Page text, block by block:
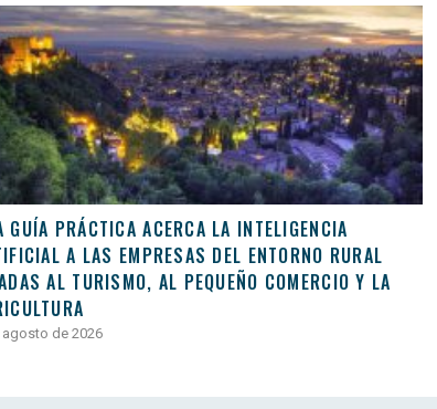
GUÍA PRÁCTICA ACERCA LA INTELIGENCIA
A LAS EMPRESAS DEL ENTORNO RURAL
AL TURISMO, AL PEQUEÑO COMERCIO Y LA
agosto de 2026